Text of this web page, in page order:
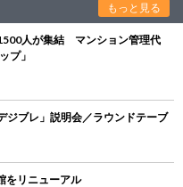
もっと見る
人が集結 マンション管理代
プ」
ブレ」説明会／ラウンドテーブ
をリニューアル